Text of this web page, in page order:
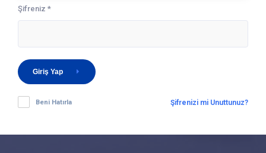
Şifreniz *
Giriş Yap
Beni Hatırla Şifrenizi mi Unuttunuz?